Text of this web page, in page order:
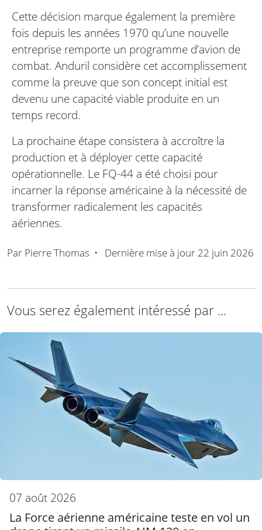
Cette décision marque également la première
fois depuis les années 1970 qu’une nouvelle
entreprise remporte un programme d’avion de
combat. Anduril considère cet accomplissement
comme la preuve que son concept initial est
devenu une capacité viable produite en un
temps record.
La prochaine étape consistera à accroître la
production et à déployer cette capacité
opérationnelle. Le FQ-44 a été choisi pour
incarner la réponse américaine à la nécessité de
transformer radicalement les capacités
aériennes.
Par Pierre Thomas • Dernière mise à jour 22 juin 2026
Vous serez également intéressé par ...
07 août 2026
La Force aérienne américaine teste en vol un